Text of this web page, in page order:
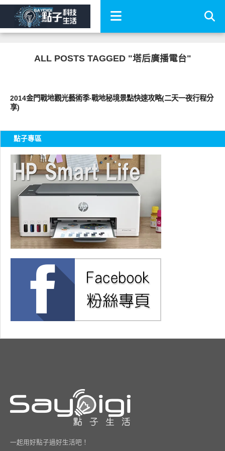
ALL POSTS TAGGED "塔后廣播電台"
2014金門戰地觀光藝術季‧戰地秘境景點快速攻略(二天一夜行程分
享)
點子專區
一起用好點子過好生活吧！